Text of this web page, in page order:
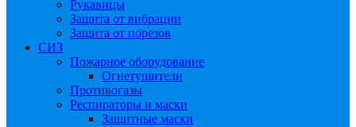
Рукавицы
Защита от вибрации
Защита от порезов
СИЗ
Пожарное оборудование
Огнетушители
Противогазы
Респираторы и маски
Защитные маски